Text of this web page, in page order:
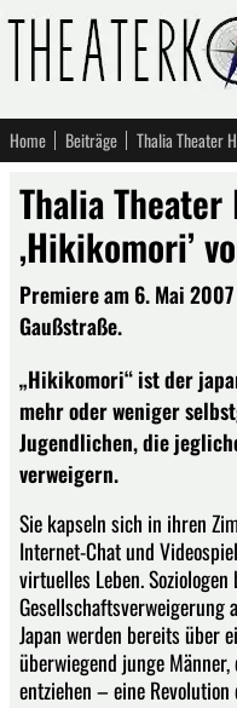
Home Beiträge
Thalia
‚Hikikomori’
Premiere am 6. Mai
Gaußstraße.
„Hikikomori“ ist der
mehr oder weniger
Jugendlichen, die
verweigern.
Sie kapseln sich in ihren
Internet-Chat und
virtuelles Leben.
Gesellschaftsverweigerung
Japan werden bereits über
überwiegend junge
entziehen – eine Revolution